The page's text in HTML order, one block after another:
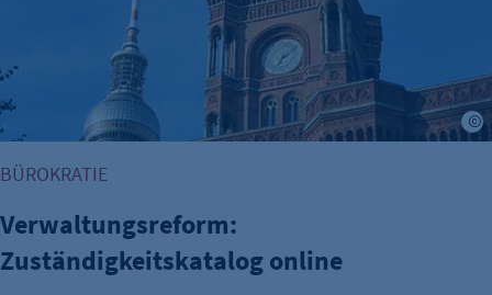
BÜROKRATIE
Verwaltungsreform:
Zuständigkeitskatalog online